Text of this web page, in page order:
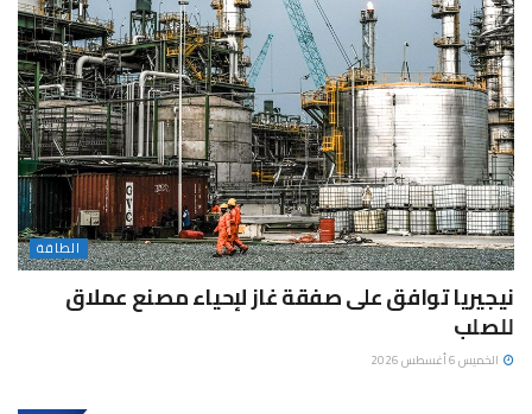
الطاقة
نيجيريا توافق على صفقة غاز لإحياء مصنع عملاق
للصلب
الخميس 6 أغسطس 2026